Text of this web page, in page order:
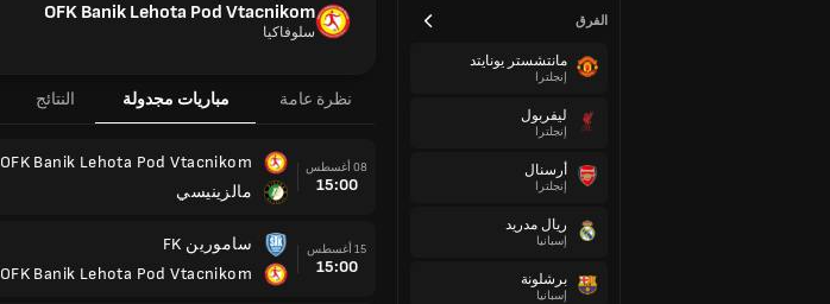
الفرق
مانتشستر يونايتد
إنجلترا
ليفربول
إنجلترا
أرسنال
إنجلترا
ريال مدريد
إسبانيا
برشلونة
إسبانيا
OFK Banik Lehota Pod Vtacnikom
سلوفاكيا
نظرة عامة مباريات مجدولة النتائج
08 أغسطس
15:00
OFK Banik Lehota Pod Vtacnikom
مالزينيسي
15 أغسطس
15:00
سامورين FK
OFK Banik Lehota Pod Vtacnikom